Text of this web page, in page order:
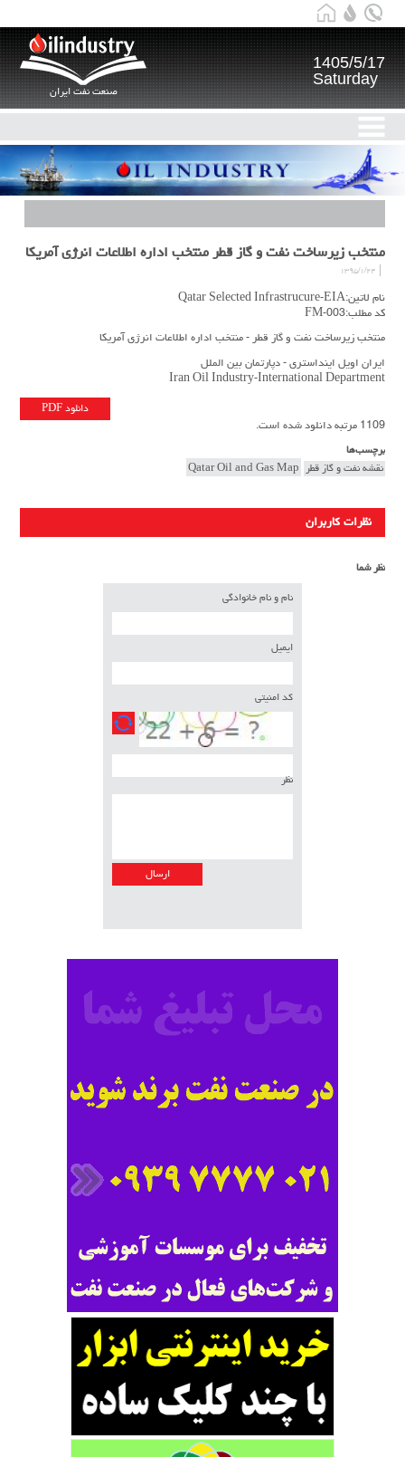
صنعت نفت ایران
1405/5/17
Saturday
منتخب زیرساخت نفت و گاز قطر منتخب اداره اطلاعات انرژی آمریکا
۱۳۹۵/۱/۲۴
نام لاتین:Qatar Selected Infrastrucure-EIA
کد مطلب:FM-003
منتخب زیرساخت نفت و گاز قطر - منتخب اداره اطلاعات انرژی آمریکا
ایران اویل اینداستری - دپارتمان بین الملل
Iran Oil Industry-International Department
دانلود PDF
1109 مرتبه دانلود شده است.
برچسب‌ها
نقشه نفت و گاز قطر
Qatar Oil and Gas Map
نظرات کاربران
نظر شما
نام و نام خانوادگی
ایمیل
کد امنیتی
نظر